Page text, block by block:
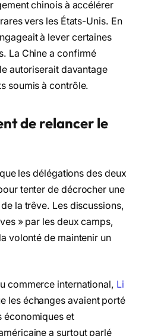
chinois à accélérer
vers les États-Unis. En
à lever certaines
La Chine a confirmé
autoriserait davantage
soumis à contrôle.
de relancer le
les délégations des deux
tenter de décrocher une
la trêve. Les discussions,
» par les deux camps,
volonté de maintenir un
commerce international, Li
les échanges avaient porté
économiques et
a surtout parlé